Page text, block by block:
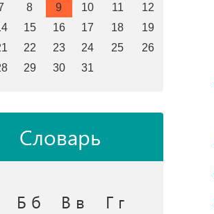
8 9 10 11
12
15 16 17 18
19
22 23 24 25
26
29 30 31
Словарь
Б б В в
Г г